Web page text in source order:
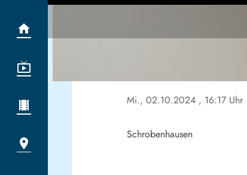
Mi., 02.10.2024 , 16:17 Uhr
Schrobenhausen